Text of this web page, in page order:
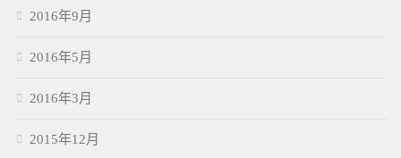
2016年9月
2016年5月
2016年3月
2015年12月